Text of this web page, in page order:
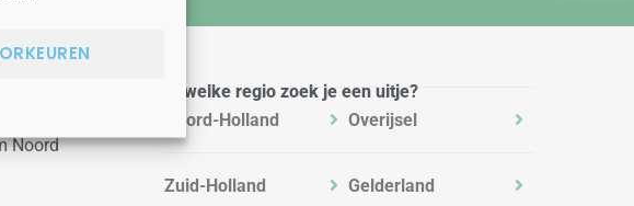
Noord
In welke regio zoek je een uitje?
Noord-Holland
Zuid-Holland
Overijsel
Gelderland